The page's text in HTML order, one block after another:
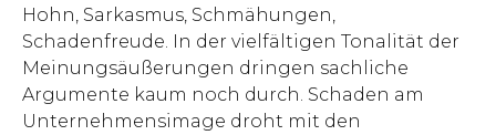
Hohn, Sarkasmus, Schmähungen,
Schadenfreude. In der vielfältigen Tonalität der
Meinungsäußerungen dringen sachliche
Argumente kaum noch durch. Schaden am
Unternehmensimage droht mit den